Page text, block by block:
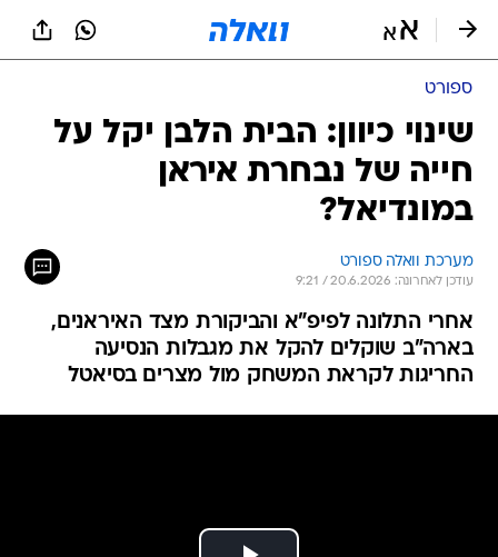
ספורט
שינוי כיוון: הבית הלבן יקל על
חייה של נבחרת איראן
במונדיאל?
מערכת וואלה ספורט
עודכן לאחרונה: 20.6.2026 / 9:21
אחרי התלונה לפיפ"א והביקורת מצד האיראנים,
בארה"ב שוקלים להקל את מגבלות הנסיעה
החריגות לקראת המשחק מול מצרים בסיאטל